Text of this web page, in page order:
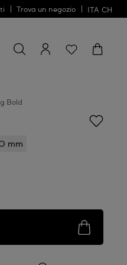
Trova un negozio ITA CH
Bold
mm